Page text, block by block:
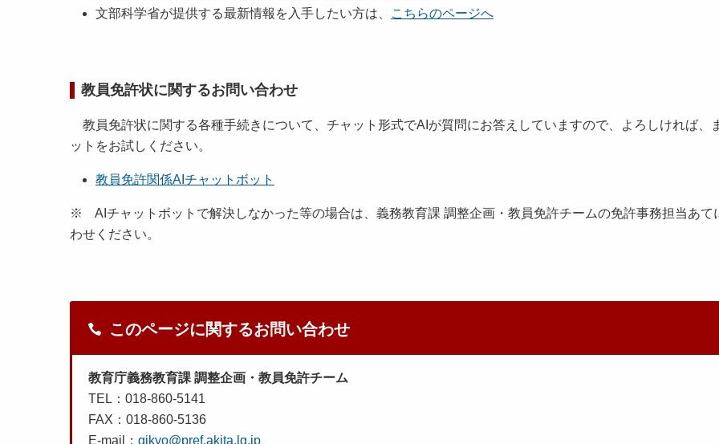
文部科学省が提供する最新情報を入手したい方は、
こちらのページへ
教員免許状に関するお問い合わせ
教員免許状に関する各種手続きについて、チャット形式でAIが質問にお答えしていますので、よろしければ、
ットをお試しください。
教員免許関係AIチャットボット
※ AIチャットボットで解決しなかった等の場合は、義務教育課 調整企画・教員免許チームの免許事務担当あて
わせください。
このページに関するお問い合わせ
教育庁義務教育課 調整企画・教員免許チーム
TEL：018-860-5141
FAX：018-860-5136
E-mail： gikyo@pref.akita.lg.jp